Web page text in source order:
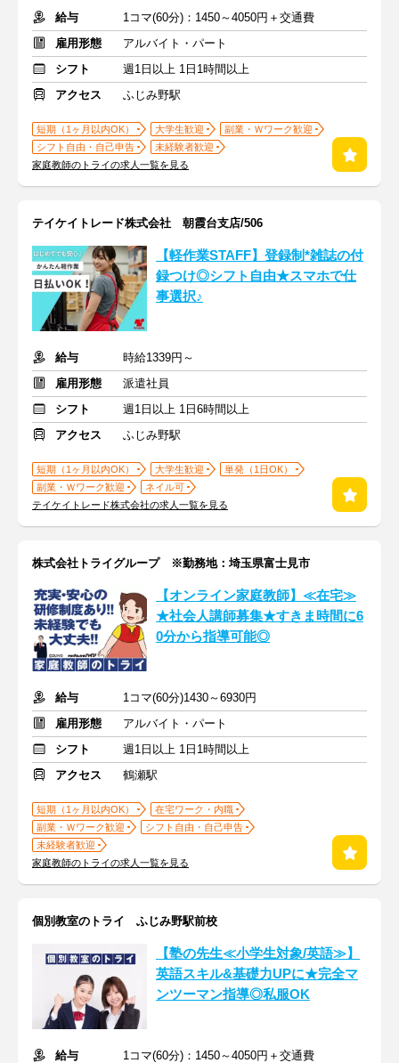
給与
1コマ(60分)：1450～4050円＋交通費
雇用形態
アルバイト・パート
シフト
週1日以上 1日1時間以上
アクセス
ふじみ野駅
短期（1ヶ月以内OK） 大学生歓迎
副業・Ｗワーク歓迎
シフト自由・自己申告
未経験者歓迎
家庭教師のトライの求人一覧を見る
テイケイトレード株式会社 朝霞台支店/506
【軽作業STAFF】登録制*雑誌の付
録つけ◎シフト自由★スマホで仕
事選択♪
給与
時給1339円～
雇用形態
派遣社員
シフト
週1日以上 1日6時間以上
アクセス
ふじみ野駅
短期（1ヶ月以内OK） 大学生歓迎
単発（1日OK）
副業・Ｗワーク歓迎
ネイル可
テイケイトレード株式会社の求人一覧を見る
株式会社トライグループ ※勤務地：埼玉県富士見市
【オンライン家庭教師】≪在宅≫
★社会人講師募集★すきま時間に6
0分から指導可能◎
給与
1コマ(60分)1430～6930円
雇用形態
アルバイト・パート
シフト
週1日以上 1日1時間以上
アクセス
鶴瀬駅
短期（1ヶ月以内OK）
在宅ワーク・内職
副業・Ｗワーク歓迎
シフト自由・自己申告
未経験者歓迎
家庭教師のトライの求人一覧を見る
個別教室のトライ ふじみ野駅前校
【塾の先生≪小学生対象/英語≫】
英語スキル&基礎力UPに★完全マ
ンツーマン指導◎私服OK
給与
1コマ(60分)：1450～4050円＋交通費